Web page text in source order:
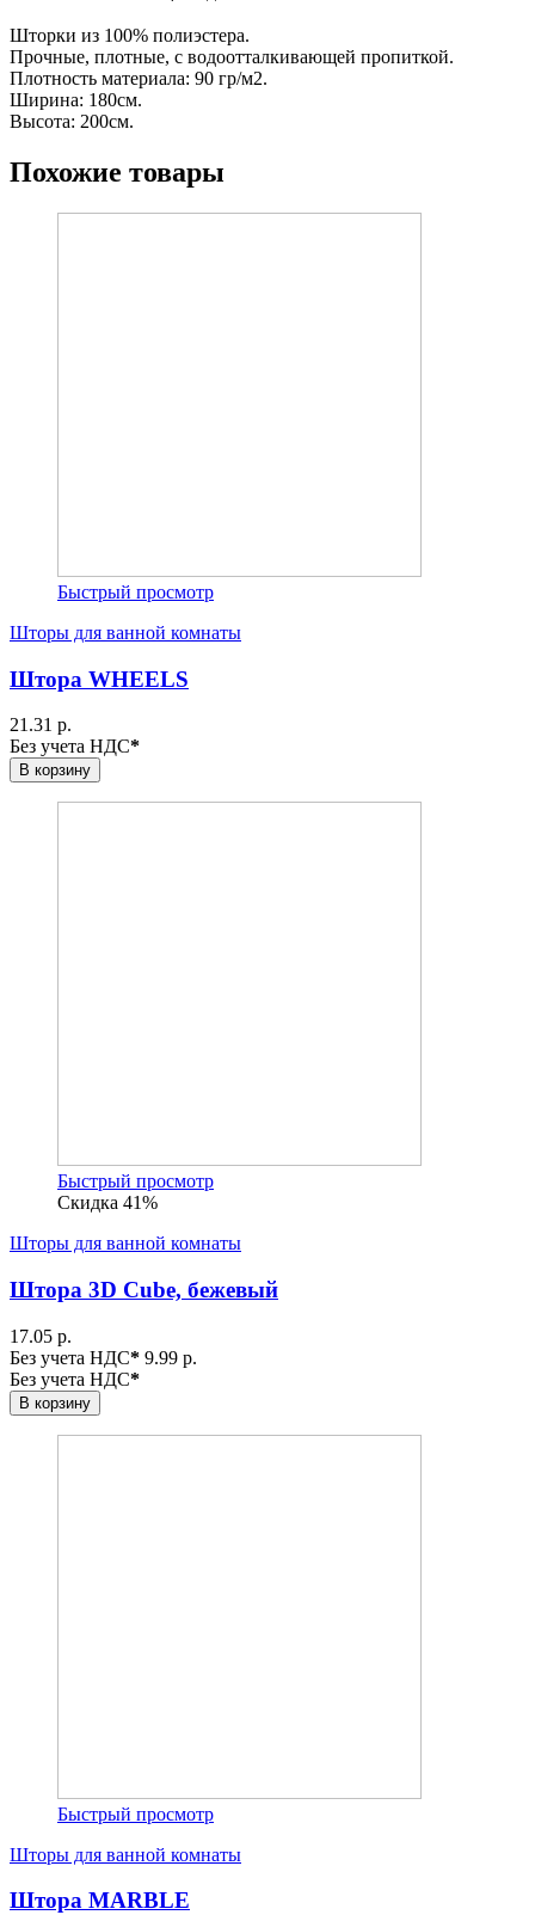
Шторки из 100% полиэстера.
Прочные, плотные, с водоотталкивающей пропиткой.
Плотность материала: 90 гр/м2.
Ширина: 180см.
Высота: 200см.
Похожие товары
Быстрый просмотр
Шторы для ванной комнаты
Штора WHEELS
21.31 р.
Без учета НДС*
В корзину
Быстрый просмотр
Скидка 41%
Шторы для ванной комнаты
Штора 3D Cube, бежевый
17.05 р.
Без учета НДС* 9.99 р.
Без учета НДС*
В корзину
Быстрый просмотр
Шторы для ванной комнаты
Штора MARBLE